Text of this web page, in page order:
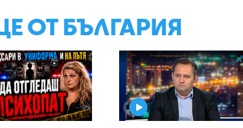
ОТ БЪЛГАРИЯ